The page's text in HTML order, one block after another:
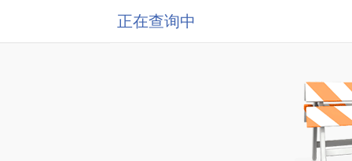
正在查询中